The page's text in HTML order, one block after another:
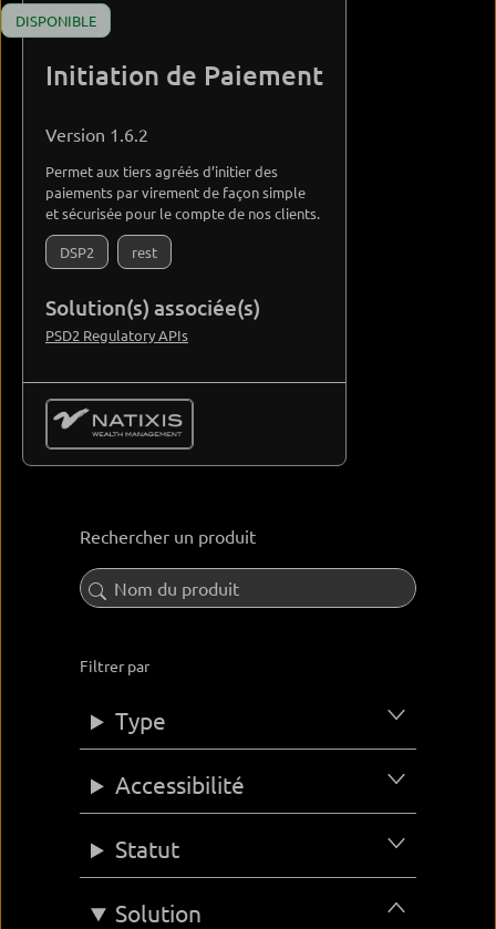
Rechercher un produit
Filtrer par
Type
Accessibilité
Statut
Solution
DISPONIBLE
Initiation de Paiement
Version 1.6.2
Permet aux tiers agréés d’initier des
paiements par virement de façon simple
et sécurisée pour le compte de nos clients.
DSP2 rest
Solution(s) associée(s)
PSD2 Regulatory APIs